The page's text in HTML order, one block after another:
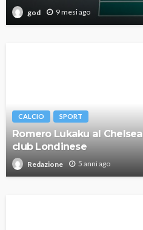
god 9 mesi ago
CALCIO SPORT
Romero Lukaku al
club Londinese
Redazione 5 anni ago